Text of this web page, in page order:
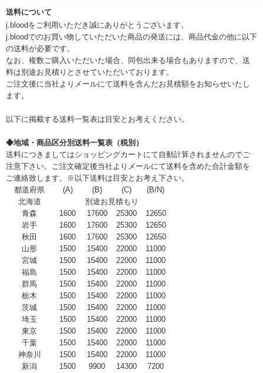
送料について
j.bloodをご利用いただき誠にありがとうございます。
j.bloodでのお買い物していただいた商品の発送には、商品代金の他に以下
の送料が必要です。
なお、複数ご購入いただいた場合、同包出来る場合もありますので、送
料は別途お見積りとさせていただいております。
ご注文後に当社よりメールにて送料を含んだお見積額をお知らせいたし
ます。
以下に掲載する送料一覧表は目安とお考えください。
◆地域・商品区分別送料一覧表（税別）
送料につきましてはショッピングカートにて自動計算されませんのでご
注意下さい。ご注文確定後当社よりメールにて送料を含めた合計金額を
ご連絡致します。※以下送料は目安とお考え下さい。
都道府県
(A) (B) (C)
(B/N)
北海道
別途お見積もり
青森
1600 17600 25300
12650
岩手
1600 17600 25300
12650
秋田
1600 17600 25300
12650
山形
1500 15400 22000
11000
宮城
1500 15400 22000
11000
福島
1500 15400 22000
11000
群馬
1500 15400 22000
11000
栃木
1500 15400 22000
11000
茨城
1500 15400 22000
11000
埼玉
1500 15400 22000
11000
東京
1500 15400 22000
11000
千葉
1500 15400 22000
11000
神奈川
1500 15400 22000
11000
新潟
1500 9900 14300
7200